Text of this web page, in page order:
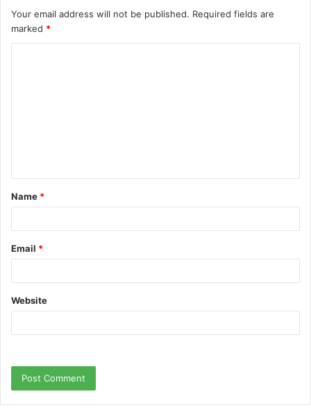
Your email address will not be published. Required fields are
marked *
t
*
Name *
Email *
Website